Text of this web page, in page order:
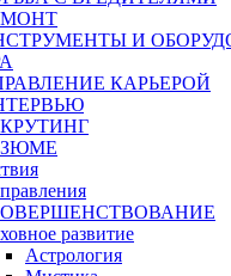
И
КАРЬЕРОЙ
развитие
Астрология